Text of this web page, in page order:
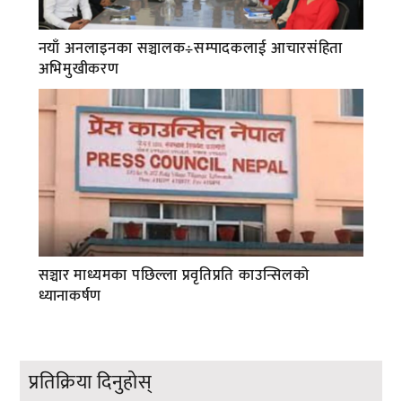
नयाँ अनलाइनका सञ्चालक÷सम्पादकलाई आचारसंहिता
अभिमुखीकरण
सञ्चार माध्यमका पछिल्ला प्रवृतिप्रति काउन्सिलको
ध्यानाकर्षण
प्रतिक्रिया दिनुहोस्